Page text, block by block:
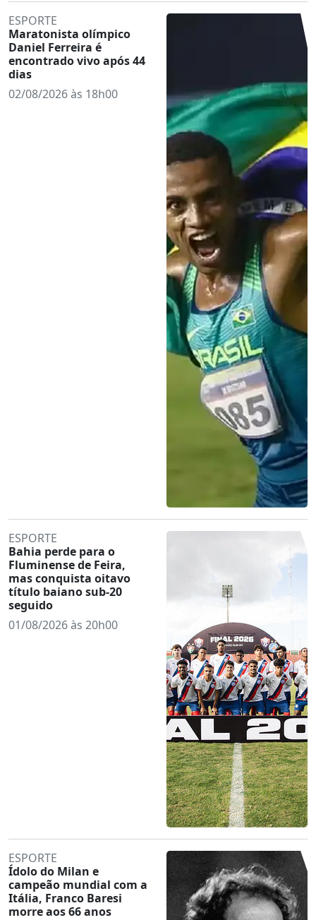
ESPORTE
Maratonista olímpico
Daniel Ferreira é
encontrado vivo após 44
dias
02/08/2026 às 18h00
ESPORTE
Bahia perde para o
Fluminense de Feira,
mas conquista oitavo
título baiano sub-20
seguido
01/08/2026 às 20h00
ESPORTE
Ídolo do Milan e
campeão mundial com a
Itália, Franco Baresi
morre aos 66 anos